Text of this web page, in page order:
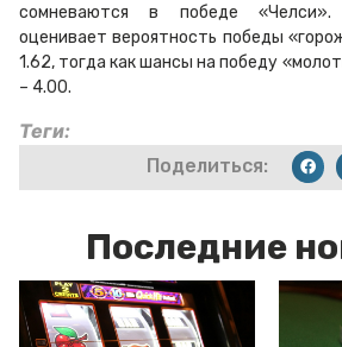
сомневаются в победе
оценивает вероятность победы
1.62, тогда как шансы на победу
– 4.00.
Теги:
Поделиться:
Последние